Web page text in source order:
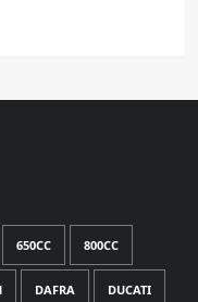
650CC 800CC
DAFRA DUCATI